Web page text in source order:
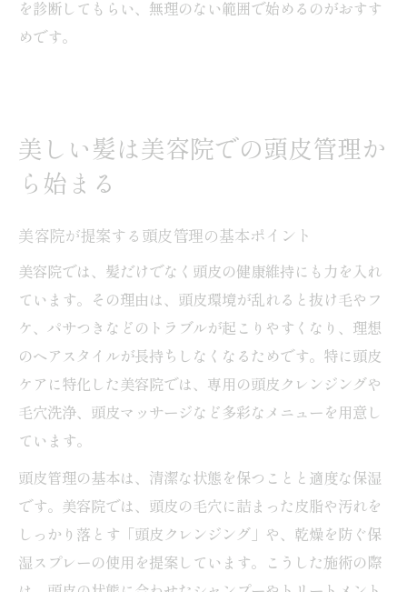
を診断してもらい、無理のない範囲で始めるのがおすす
めです。
美しい髪は美容院での頭皮管理か
ら始まる
美容院が提案する頭皮管理の基本ポイント
美容院では、髪だけでなく頭皮の健康維持にも力を入れ
ています。その理由は、頭皮環境が乱れると抜け毛やフ
ケ、パサつきなどのトラブルが起こりやすくなり、理想
のヘアスタイルが長持ちしなくなるためです。特に頭皮
ケアに特化した美容院では、専用の頭皮クレンジングや
毛穴洗浄、頭皮マッサージなど多彩なメニューを用意し
ています。
頭皮管理の基本は、清潔な状態を保つことと適度な保湿
です。美容院では、頭皮の毛穴に詰まった皮脂や汚れを
しっかり落とす「頭皮クレンジング」や、乾燥を防ぐ保
湿スプレーの使用を提案しています。こうした施術の際